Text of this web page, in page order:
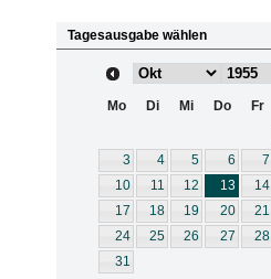
Tagesausgabe wählen
Mo Di Mi Do Fr
3
4 5 6 7
10
11 12 13 14
17
18 19 20 21
24
25 26 27 28
31